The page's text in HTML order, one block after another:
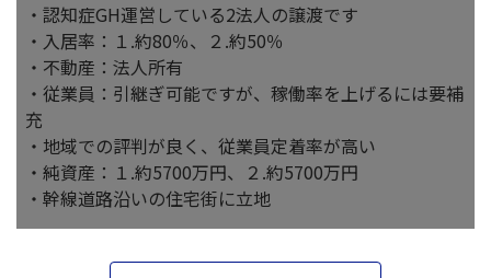
・認知症GH運営している2法人の譲渡です
・入居率：１.約80％、２.約50％
・不動産：法人所有
・従業員：引継ぎ可能ですが、稼働率を上げるには要補
充
・地域での評判が良く、従業員定着率が高い
・純資産：１.約5700万円、２.約5700万円
・幹線道路沿いの住宅街に立地